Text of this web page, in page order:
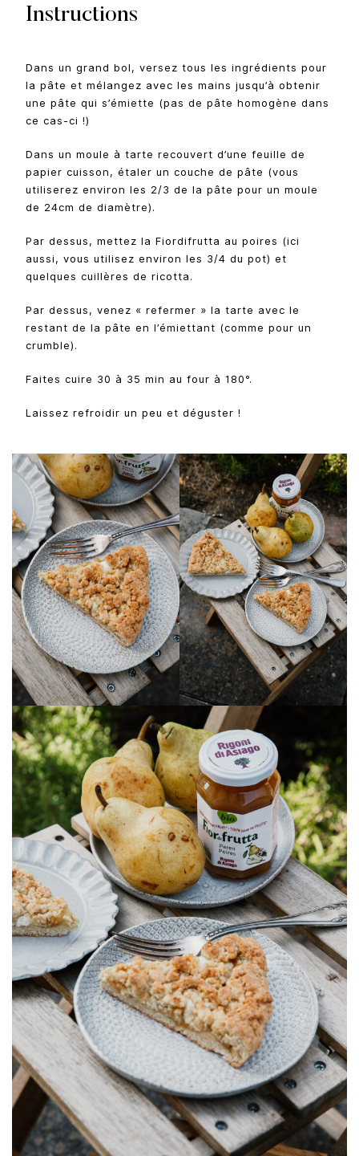
Instructions
Dans un grand bol, versez tous les ingrédients pour
la pâte et mélangez avec les mains jusqu’à obtenir
une pâte qui s’émiette (pas de pâte homogène dans
ce cas-ci !)
Dans un moule à tarte recouvert d’une feuille de
papier cuisson, étaler un couche de pâte (vous
utiliserez environ les 2/3 de la pâte pour un moule
de 24cm de diamètre).
Par dessus, mettez la Fiordifrutta au poires (ici
aussi, vous utilisez environ les 3/4 du pot) et
quelques cuillères de ricotta.
Par dessus, venez « refermer » la tarte avec le
restant de la pâte en l’émiettant (comme pour un
crumble).
Faites cuire 30 à 35 min au four à 180°.
Laissez refroidir un peu et déguster !